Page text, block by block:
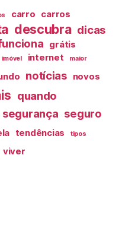
carro carros
descubra dicas
grátis
imóvel internet maior
notícias novos
quando
segurança seguro
tendências tipos
viver